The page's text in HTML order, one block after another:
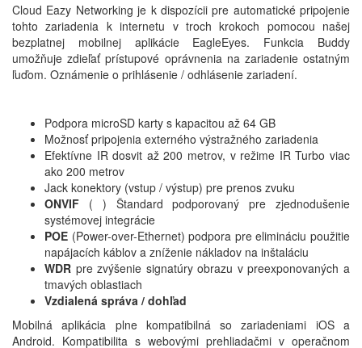
Cloud Eazy Networking je k dispozícii pre automatické pripojenie
tohto zariadenia k internetu v troch krokoch pomocou našej
bezplatnej mobilnej aplikácie EagleEyes. Funkcia Buddy
umožňuje zdieľať prístupové oprávnenia na zariadenie ostatným
ľuďom. Oznámenie o prihlásenie / odhlásenie zariadení.
Podpora microSD karty s kapacitou až 64 GB
Možnosť pripojenia externého výstražného zariadenia
Efektívne IR dosvit až 200 metrov, v režime IR Turbo viac
ako 200 metrov
Jack konektory (vstup / výstup) pre prenos zvuku
ONVIF ( ) Štandard podporovaný pre zjednodušenie
systémovej integrácie
POE (Power-over-Ethernet) podpora pre elimináciu použitie
napájacích káblov a zníženie nákladov na inštaláciu
WDR pre zvýšenie signatúry obrazu v preexponovaných a
tmavých oblastiach
Vzdialená správa / dohľad
Mobilná aplikácia plne kompatibilná so zariadeniami iOS a
Android. Kompatibilita s webovými prehliadačmi v operačnom